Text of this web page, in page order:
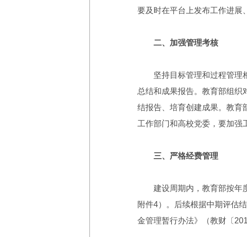
要及时在平台上发布工作进展
二、加强管理考核
坚持目标管理和过程管理相
总结和成果报告。教育部组织
结报告、培育创建成果。教育
工作部门和高校党委，要加强
三、严格经费管理
建设周期内，教育部按年度
附件4）。后续根据中期评估
金管理暂行办法》（教财〔